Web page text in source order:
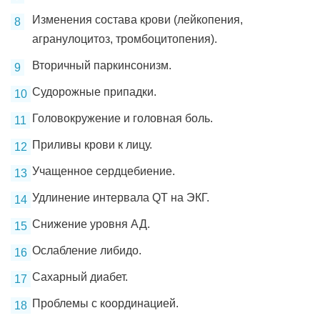
Изменения состава крови (лейкопения,
агранулоцитоз, тромбоцитопения).
Вторичный паркинсонизм.
Судорожные припадки.
Головокружение и головная боль.
Приливы крови к лицу.
Учащенное сердцебиение.
Удлинение интервала QT на ЭКГ.
Снижение уровня АД.
Ослабление либидо.
Сахарный диабет.
Проблемы с координацией.